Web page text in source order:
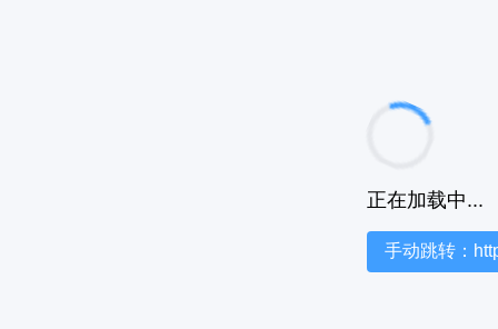
正在加载中...
手动跳转：